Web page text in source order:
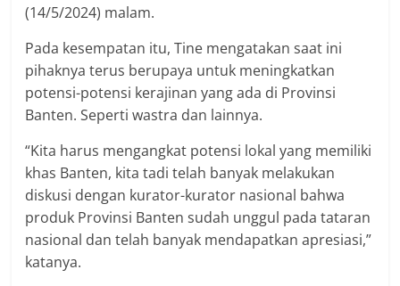
(14/5/2024) malam.
Pada kesempatan itu, Tine mengatakan saat ini
pihaknya terus berupaya untuk meningkatkan
potensi-potensi kerajinan yang ada di Provinsi
Banten. Seperti wastra dan lainnya.
“Kita harus mengangkat potensi lokal yang memiliki
khas Banten, kita tadi telah banyak melakukan
diskusi dengan kurator-kurator nasional bahwa
produk Provinsi Banten sudah unggul pada tataran
nasional dan telah banyak mendapatkan apresiasi,”
katanya.